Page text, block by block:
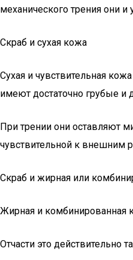
механического трения они и
Скраб и сухая кожа
Сухая и чувствительная
имеют достаточно грубые и
При трении они оставляют
чувствительной к внешним
Скраб и жирная или
Жирная и комбинированная
Отчасти это действительно